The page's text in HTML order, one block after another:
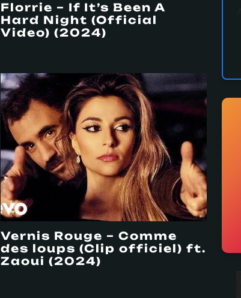
Florrie – If It’s Been A
Hard Night (Official
Video) (2024)
Vernis Rouge – Comme
des loups (Clip officiel) ft.
Zaoui (2024)